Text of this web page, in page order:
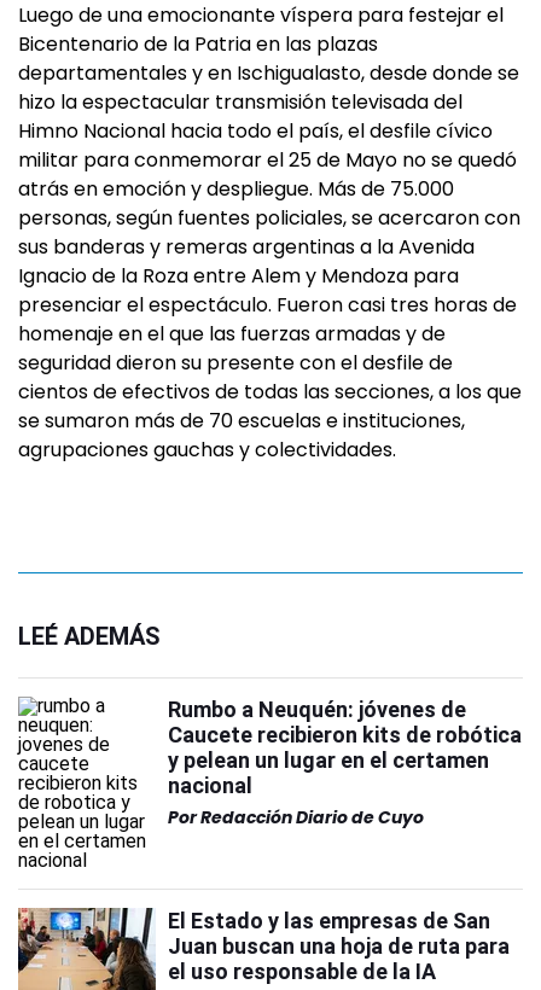
Luego de una emocionante víspera para festejar el
Bicentenario de la Patria en las plazas
departamentales y en Ischigualasto, desde donde se
hizo la espectacular transmisión televisada del
Himno Nacional hacia todo el país, el desfile cívico
militar para conmemorar el 25 de Mayo no se quedó
atrás en emoción y despliegue. Más de 75.000
personas, según fuentes policiales, se acercaron con
sus banderas y remeras argentinas a la Avenida
Ignacio de la Roza entre Alem y Mendoza para
presenciar el espectáculo. Fueron casi tres horas de
homenaje en el que las fuerzas armadas y de
seguridad dieron su presente con el desfile de
cientos de efectivos de todas las secciones, a los que
se sumaron más de 70 escuelas e instituciones,
agrupaciones gauchas y colectividades.
LEÉ ADEMÁS
Rumbo a Neuquén: jóvenes de
Caucete recibieron kits de robótica
y pelean un lugar en el certamen
nacional
PorRedacción Diario de Cuyo
El Estado y las empresas de San
Juan buscan una hoja de ruta para
el uso responsable de la IA